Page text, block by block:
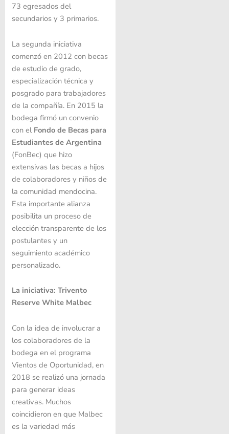
73 egresados del
secundarios y 3 primarios.
La segunda iniciativa
comenzó en 2012 con becas
de estudio de grado,
especialización técnica y
posgrado para trabajadores
de la compañía. En 2015 la
bodega firmó un convenio
con el Fondo de Becas para
Estudiantes de Argentina
(FonBec) que hizo
extensivas las becas a hijos
de colaboradores y niños de
la comunidad mendocina.
Esta importante alianza
posibilita un proceso de
elección transparente de los
postulantes y un
seguimiento académico
personalizado.
La iniciativa: Trivento
Reserve White Malbec
Con la idea de involucrar a
los colaboradores de la
bodega en el programa
Vientos de Oportunidad, en
2018 se realizó una jornada
para generar ideas
creativas. Muchos
coincidieron en que Malbec
es la variedad más